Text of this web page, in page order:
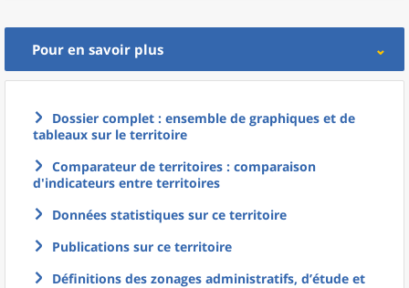
Pour en savoir plus
Dossier complet : ensemble de graphiques et de
tableaux sur le territoire
Comparateur de territoires : comparaison
d'indicateurs entre territoires
Données statistiques sur ce territoire
Publications sur ce territoire
Définitions des zonages administratifs, d’étude et